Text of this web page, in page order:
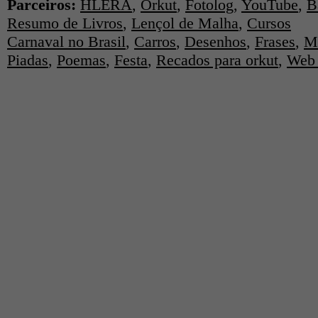
Parceiros: HLERA, Orkut, Fotolog, YouTube,
Resumo de Livros, Lençol de Malha, Cursos
Carnaval no Brasil, Carros, Desenhos, Frases,
Piadas, Poemas, Festa, Recados para orkut,